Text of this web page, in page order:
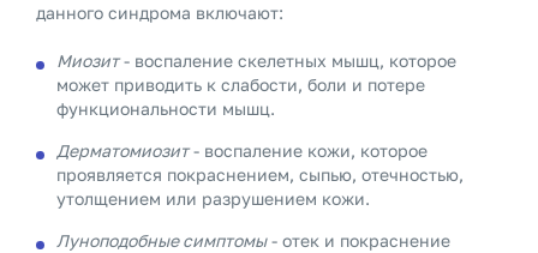
данного синдрома включают:
Миозит- воспаление скелетных мышц, которое
может приводить к слабости, боли и потере
функциональности мышц.
Дерматомиозит- воспаление кожи, которое
проявляется покраснением, сыпью, отечностью,
утолщением или разрушением кожи.
Луноподобные симптомы- отек и покраснение